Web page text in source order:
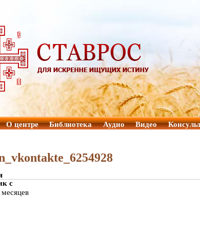
О центре Библиотека Аудио Видео
с